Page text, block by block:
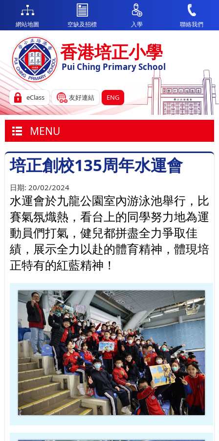
香港培正小學
Pui Ching Primary School
eClass 友好連結 ENG
網站地圖 空缺及招標 入學 聯絡我們
MENU
培正創校135周年水運會
日期: 20/02/2024
水運會於九龍公園室內游泳池舉行，比
賽氣氛熾熱，看台上的同學努力地為運
動員們打氣，健兒都拼盡全力爭取佳
績，展示全力以赴的體育精神，體現培
正特有的紅藍精神！